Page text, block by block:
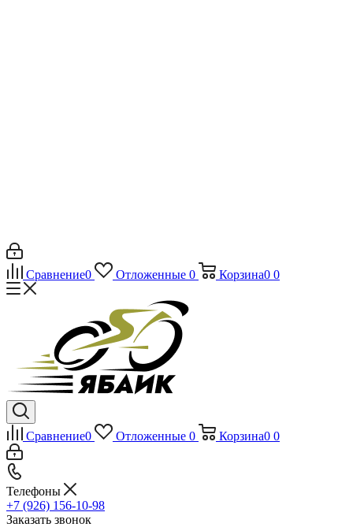
Сравнение0 Отложенные 0 Корзина0 0
Сравнение0 Отложенные 0 Корзина0 0
Телефоны
+7 (926) 156-10-98
Заказать звонок